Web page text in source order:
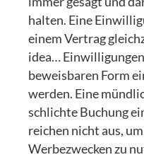
halten. Eine
einem Vertrag
idea…
beweisbaren Form
werden. Eine
schlichte Buchung
reichen nicht aus,
Werbezwecken zu